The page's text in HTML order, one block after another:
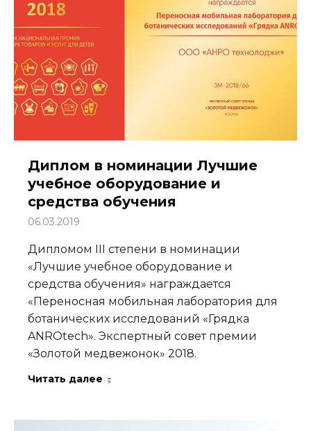
Диплом в номинации Лучшие
учебное оборудование и
средства обучения
06.03.2019
Дипломом III степени в номинации
«Лучшие учебное оборудование и
средства обучения» награждается
«Переносная мобильная лаборатория для
ботанических исследований «Грядка
ANROtech». Экспертный совет премии
«Золотой медвежонок» 2018.
Читать далее